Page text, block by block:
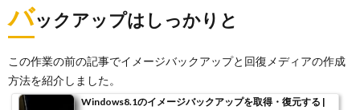
バックアップはしっかりと
この作業の前の記事でイメージバックアップと回復メディアの作成
方法を紹介しました。
Windows8.1のイメージバックアップを取得・復元する |